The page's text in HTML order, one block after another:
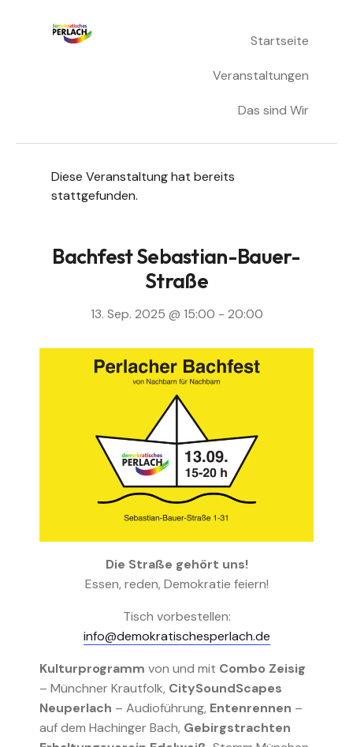
Demokratisches Perlach Startseite
Veranstaltungen
Das sind Wir
Diese Veranstaltung hat bereits
stattgefunden.
Bachfest Sebastian-Bauer-
Straße
13. Sep. 2025 @ 15:00 - 20:00
Die Straße gehört uns!
Essen, reden, Demokratie feiern!
Tisch vorbestellen:
info@demokratischesperlach.de
Kulturprogramm von und mit Combo Zeisig
– Münchner Krautfolk, CitySoundScapes
Neuperlach – Audioführung, Entenrennen –
auf dem Hachinger Bach, Gebirgstrachten